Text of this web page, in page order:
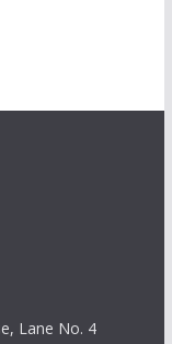
Lane No. 4